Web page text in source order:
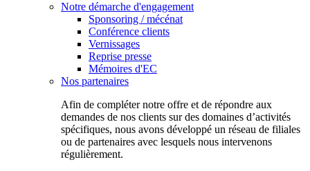
Notre démarche d'engagement
Sponsoring / mécénat
Conférence clients
Vernissages
Reprise presse
Mémoires d'EC
Nos partenaires
Afin de compléter notre offre et de répondre aux
demandes de nos clients sur des domaines d’activités
spécifiques, nous avons développé un réseau de filiales
ou de partenaires avec lesquels nous intervenons
régulièrement.